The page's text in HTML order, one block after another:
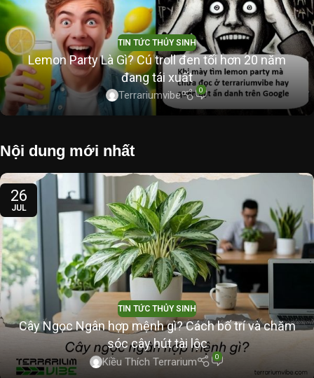
TIN TỨC THỦY SINH
Lemon Party Là Gì? Cú troll đen tối hơn 20 năm
đang tái xuất
Terrariumvibe 0
Nội dung mới nhất
26
JUL
TIN TỨC THỦY SINH
Cây Ngọc Ngân hợp mệnh gì? Cách bố trí và chăm
sóc cây hút tài lộc
Kiều Thích Terrarium 0